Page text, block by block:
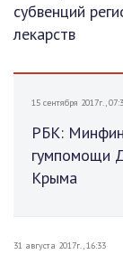
субвенций
лекарств
15 сентября 2017г.,
РБК: Минфин
гумпомощи
Крыма
31 августа 2017г., 16:33